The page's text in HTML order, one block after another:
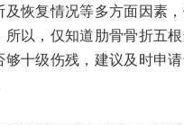
及恢复情况等多方面因素
所以，仅知道肋骨骨折五
够十级伤残，建议及时申